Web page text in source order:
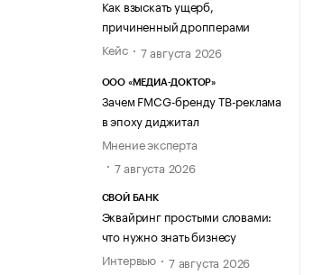
Как взыскать ущерб,
причиненный дропперами
Кейс
7 августа 2026
ООО «МЕДИА-ДОКТОР»
Зачем FMCG-бренду ТВ-реклама
в эпоху диджитал
Мнение эксперта
7 августа 2026
СВОЙ БАНК
Эквайринг простыми словами:
что нужно знать бизнесу
Интервью
7 августа 2026